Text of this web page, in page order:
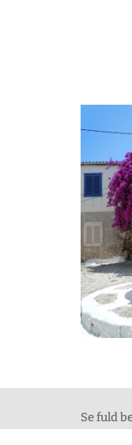
Se fuld